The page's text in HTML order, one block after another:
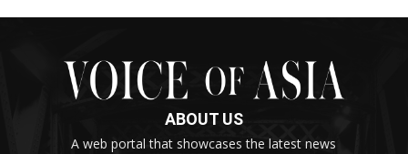
ABOUT US
A web portal that showcases the latest news